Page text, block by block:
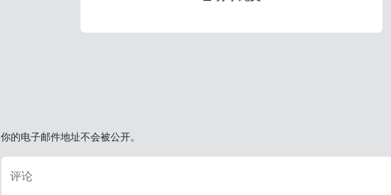
你的电子邮件地址不会被公开。
评论